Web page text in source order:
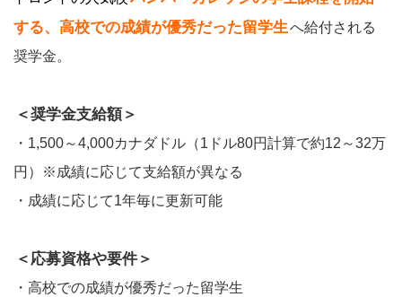
する、高校での成績が優秀だった留学生へ給付される
奨学金。
＜奨学金支給額＞
・1,500～4,000カナダドル（1ドル80円計算で約12～32万
円）※成績に応じて支給額が異なる
・成績に応じて1年毎に更新可能
＜応募資格や要件＞
・高校での成績が優秀だった留学生